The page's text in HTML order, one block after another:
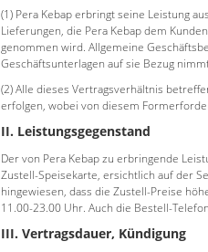
(1) Pera Kebap erbringt seine Leistung
Lieferungen, die Pera Kebap dem
genommen wird. Allgemeine
Geschäftsunterlagen auf sie Bezug
(2) Alle dieses Vertragsverhältnis
erfolgen, wobei von diesem
II. Leistungsgegenstand
Der von Pera Kebap zu erbringende
Zustell-Speisekarte, ersichtlich auf der
hingewiesen, dass die Zustell-Preise
11.00-23.00 Uhr. Auch die Bestell-
III. Vertragsdauer, Kündigung